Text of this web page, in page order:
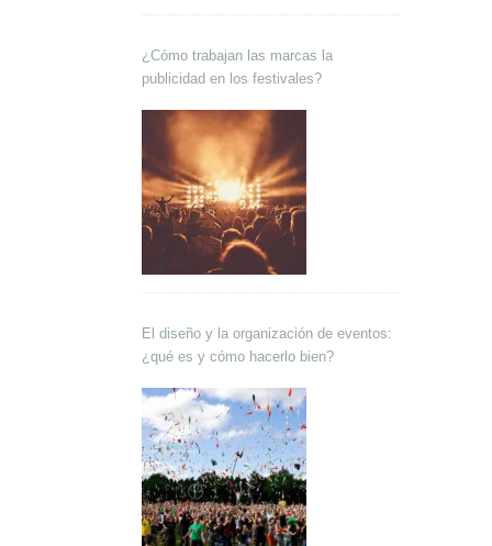
¿Cómo trabajan las marcas la
publicidad en los festivales?
El diseño y la organización de eventos:
¿qué es y cómo hacerlo bien?